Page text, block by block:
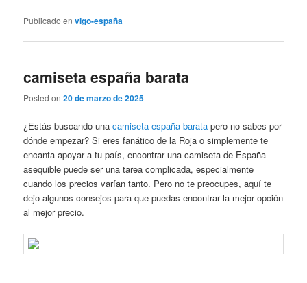
Publicado en vigo-españa
camiseta españa barata
Posted on20 de marzo de 2025
¿Estás buscando unacamiseta españa barata pero no sabes por
dónde empezar? Si eres fanático de la Roja o simplemente te
encanta apoyar a tu país, encontrar una camiseta de España
asequible puede ser una tarea complicada, especialmente
cuando los precios varían tanto. Pero no te preocupes, aquí te
dejo algunos consejos para que puedas encontrar la mejor opción
al mejor precio.